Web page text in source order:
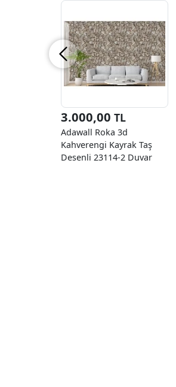
3.000,00 TL
Adawall Roka 3d
Kahverengi Kayrak Taş
Desenli 23114-2 Duvar